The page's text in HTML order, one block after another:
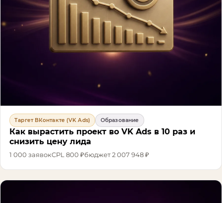
Таргет ВКонтакте (VK Ads) Образование
Как вырастить проект во VK Ads в 10 раз и
снизить цену лида
1 000 заявокCPL800 ₽бюджет2 007 948 ₽